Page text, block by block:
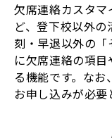
欠席連絡カスタ
ど、登下校以外
刻・早退以外の
に欠席連絡の項
る機能です。な
お申し込みが必要